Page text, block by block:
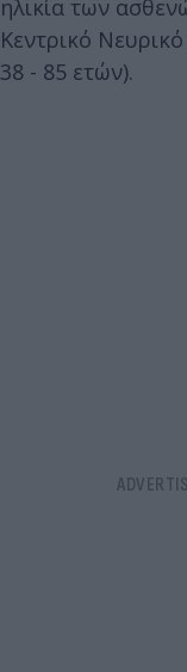
ηλικία των
Κεντρικό
38 - 85 ετών).